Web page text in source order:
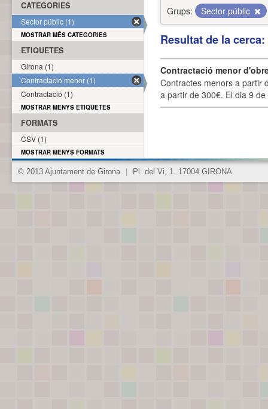
Grups:
Sector públic
Resultat de la
Contractació menor
Contractes menors a partir
a partir de 300€. El dia 9
CATEGORIES
Sector públic (1)
MOSTRAR MÉS CATEGORIES
ETIQUETES
Girona (1)
Contractació menor (1)
Contractació (1)
MOSTRAR MENYS ETIQUETES
FORMATS
CSV (1)
MOSTRAR MENYS FORMATS
© 2013 Ajuntament de Girona Pl. del Vi, 1. 17004 GIRONA